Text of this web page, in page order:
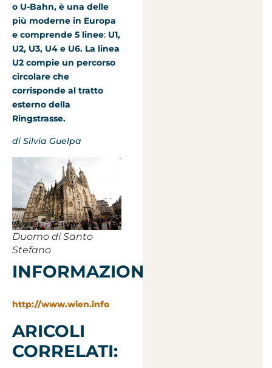
o U-Bahn, è una delle
più moderne in Europa
e comprende 5 linee: U1,
U2, U3, U4 e U6. La linea
U2 compie un percorso
circolare che
corrisponde al tratto
esterno della
Ringstrasse.
di Silvia Guelpa
Duomo di Santo
Stefano
INFORMAZIONI:
http://www.wien.info
ARICOLI
CORRELATI: